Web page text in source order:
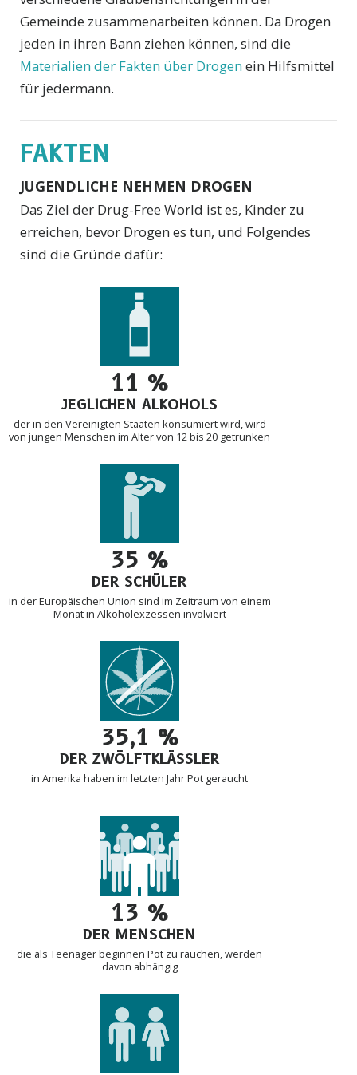
Gemeinde zusammenarbeiten können. Da Drogen
jeden in ihren Bann ziehen können, sind die
Materialien der Fakten über Drogenein Hilfsmittel
für jedermann.
FAKTEN
JUGENDLICHE NEHMEN DROGEN
Das Ziel der Drug-Free World ist es, Kinder zu
erreichen, bevor Drogen es tun, und Folgendes
sind die Gründe dafür:
11 %
JEGLICHEN ALKOHOLS
der in den Vereinigten Staaten konsumiert wird, wird
von jungen Menschen im Alter von 12 bis 20 getrunken
35 %
DER SCHÜLER
in der Europäischen Union sind im Zeitraum von einem
Monat in Alkoholexzessen involviert
35,1 %
DER ZWÖLFTKLÄSSLER
in Amerika haben im letzten Jahr Pot geraucht
13 %
DER MENSCHEN
die als Teenager beginnen Pot zu rauchen, werden
davon abhängig